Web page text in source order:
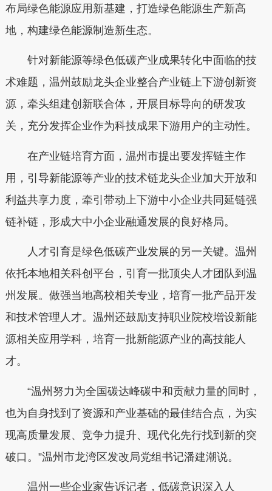
布局绿色能源应用新基建，打造绿色能源生产新高
地，构建绿色能源制造新生态。
针对新能源等绿色低碳产业成果转化中面临的技
术难题，温州鼓励龙头企业整合产业链上下游创新资
源，牵头组建创新联合体，开展目标导向的研发攻
关，充分发挥企业作为科技成果下游用户的主动性。
在产业链培育方面，温州市提出要发挥链主作
用，引导新能源等产业的技术链龙头企业加大开放和
利益共享力度，牵引带动上下游中小企业共同延链强
链补链，形成大中小企业融通发展的良好格局。
人才引育是绿色低碳产业发展的另一关键。温州
依托本地相关科创平台，引育一批顶尖人才团队到温
州发展。做强当地高校相关专业，培育一批产品开发
和技术管理人才。温州还鼓励支持职业院校增设新能
源相关应用学科，培育一批新能源产业的高技能人
才。
“温州努力为全国碳达峰碳中和贡献力量的同时，
也为自身找到了资源和产业基础的最佳结合点，为实
现高质量发展、竞争力提升、现代化先行找到新的突
破口。”温州市龙湾区发改局党组书记潘建潮说。
温州一些企业家告诉记者，低碳意识深入人